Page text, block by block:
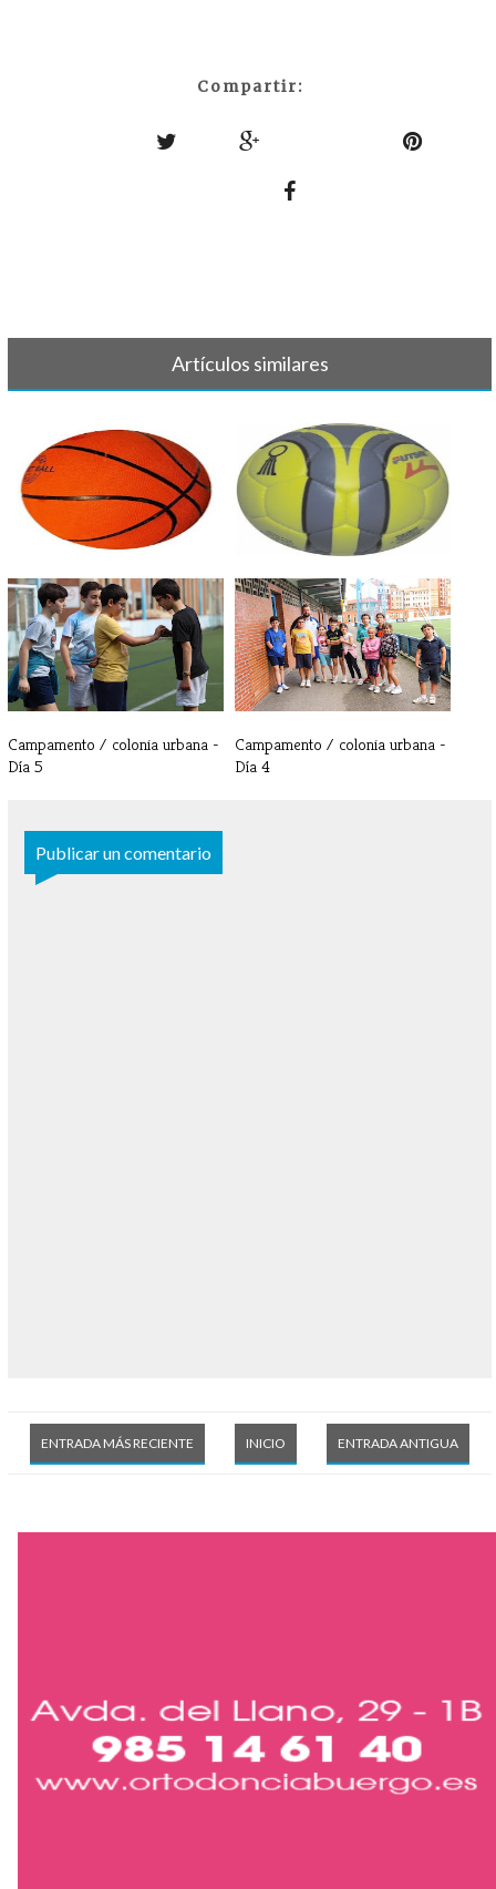
Compartir:
Artículos similares
BALONCESTO - Crónicas y
resultados [...]
BALONMANO - Crónica y
resultado 7 d[...]
Campamento / colonia urbana -
Día 5
Campamento / colonia urbana -
Día 4
Publicar un comentario
ENTRADA MÁS RECIENTE ENTRADA ANTIGUA
INICIO